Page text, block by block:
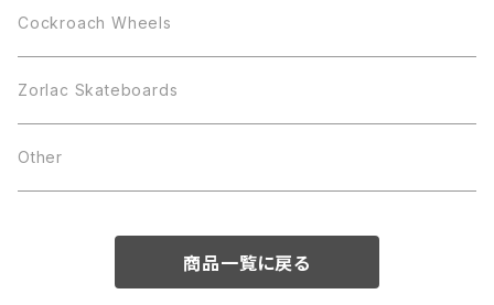
Cockroach Wheels
Zorlac Skateboards
Other
商品一覧に戻る